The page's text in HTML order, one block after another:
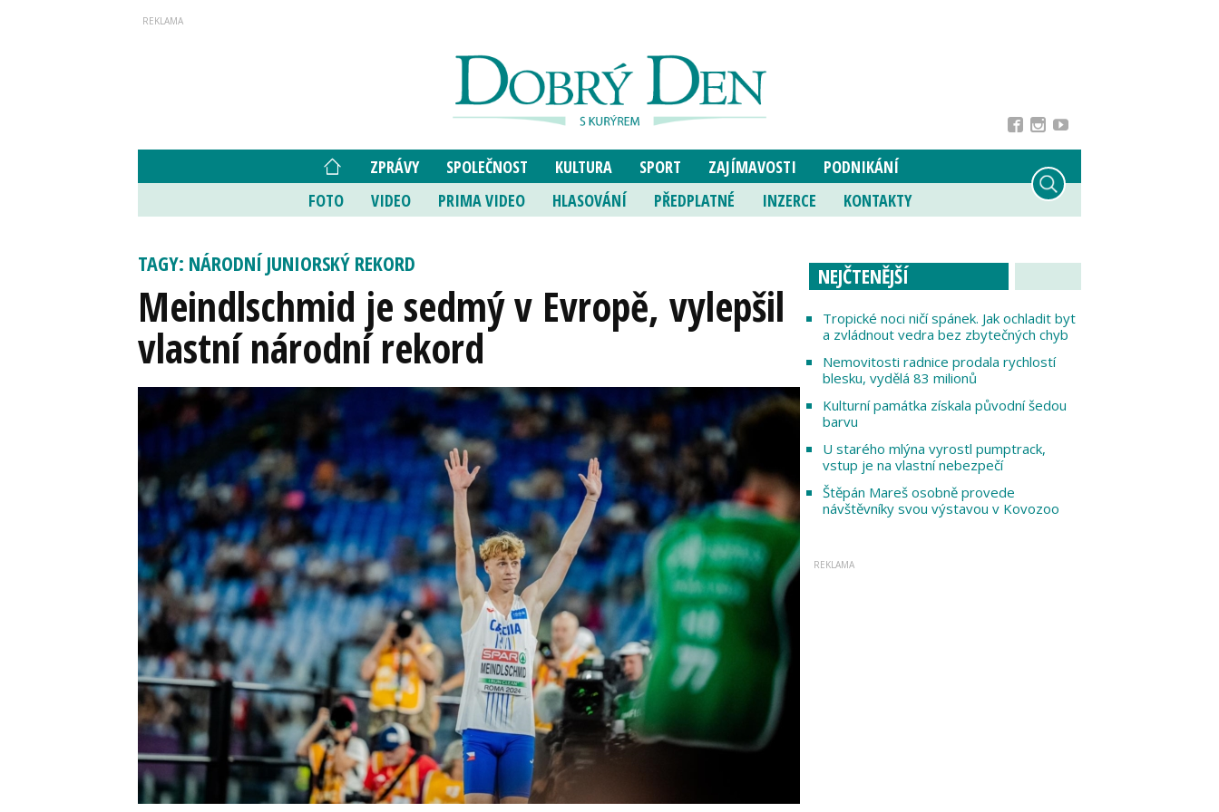
ZPRÁVY SPOLEČNOST KULTURA SPORT ZAJÍMAVOSTI
PODNIKÁNÍ
FOTO
VIDEO PRIMA VIDEO HLASOVÁNÍ PŘEDPLATNÉ INZERCE KONTAKTY
TAGY: NÁRODNÍ JUNIORSKÝ REKORD
Meindlschmid je sedmý v Evropě, vylepšil
vlastní národní rekord
NEJČTENĚJŠÍ
Tropické noci ničí spánek. Jak ochladit byt
a zvládnout vedra bez zbytečných chyb
Nemovitosti radnice prodala rychlostí
blesku, vydělá 83 milionů
Kulturní památka získala původní šedou
barvu
U starého mlýna vyrostl pumptrack,
vstup je na vlastní nebezpečí
Štěpán Mareš osobně provede
návštěvníky svou výstavou v Kovozoo